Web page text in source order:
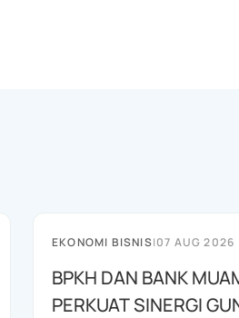
EKONOMI BISNIS|07 AUG 2026
BPKH DAN BANK
PERKUAT SINERGI